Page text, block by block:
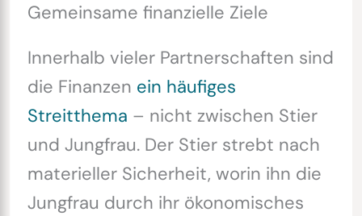
Gemeinsame finanzielle Ziele
Innerhalb vieler Partnerschaften sind
die Finanzen ein häufiges
Streitthema – nicht zwischen Stier
und Jungfrau. Der Stier strebt nach
materieller Sicherheit, worin ihn die
Jungfrau durch ihr ökonomisches